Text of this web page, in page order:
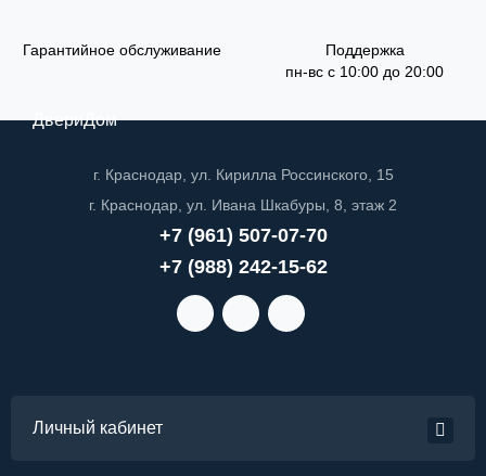
Гарантийное обслуживание
Поддержка
пн-вс с 10:00 до 20:00
ДвериДом
г. Краснодар, ул. Кирилла Россинского, 15
г. Краснодар, ул. Ивана Шкабуры, 8, этаж 2
+7 (961) 507-07-70
+7 (988) 242-15-62
Личный кабинет